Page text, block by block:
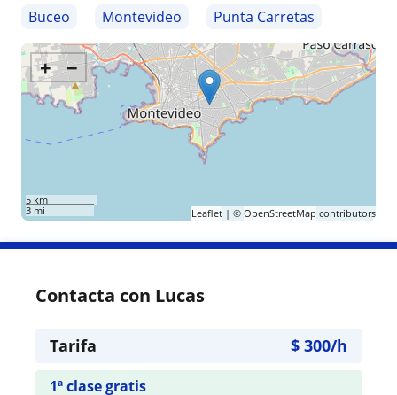
Buceo
Montevideo Punta Carretas
+ −
5 km
3 mi
Leaflet| © OpenStreetMap contributors
Contacta con Lucas
Tarifa $ 300/h
1ª clase gratis